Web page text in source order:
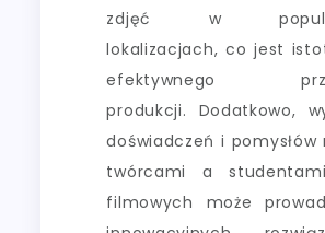
zdjęć w
lokalizacjach, co jest
efektywnego
produkcji. Dodatkowo,
doświadczeń i pomysłów
twórcami a
filmowych może